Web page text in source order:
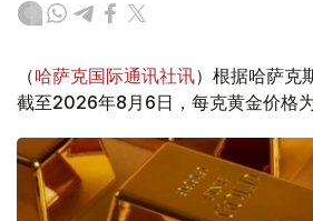
（哈萨克国际通讯社讯）根据哈萨克
截至2026年8月6日，每克黄金价格